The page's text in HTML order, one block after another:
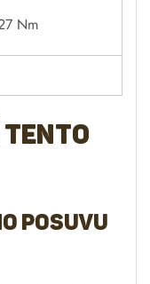
Nm
tento
posuvu